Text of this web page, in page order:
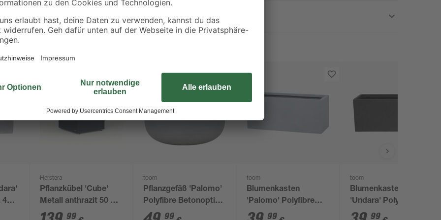
40
Herstera
Pflanzkübel 'Cube'
Metall anthrazit 50 x
50 x 50 cm
99
toom
Pflanzgefäß 'Palomo'
Polyfibre Betonoptik
grau rund Ø 40 x 28,5
99
toom
Blumenkasten
'Palomo' Polyfibre
Betonoptik grau 50 x
99
toom
Blumenkasten
'Undara' Polyfibre
Steinoptik dunkelgrau
99